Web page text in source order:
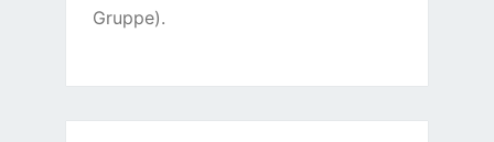
Gruppe).